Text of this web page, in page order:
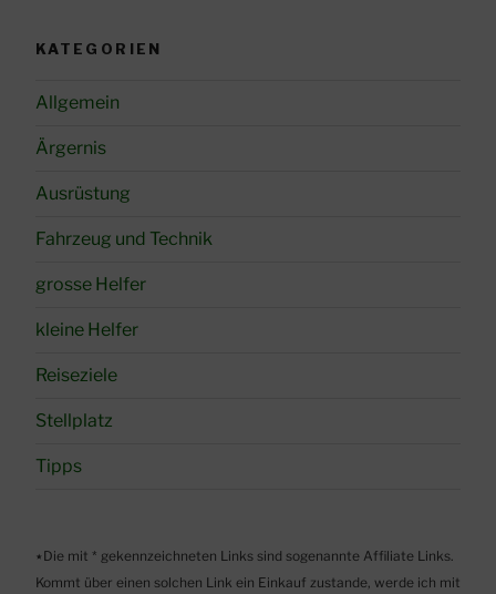
KATEGORIEN
Allgemein
Ärgernis
Ausrüstung
Fahrzeug und Technik
grosse Helfer
kleine Helfer
Reiseziele
Stellplatz
Tipps
٭Die mit * gekennzeichneten Links sind sogenannte Affiliate Links.
Kommt über einen solchen Link ein Einkauf zustande, werde ich mit